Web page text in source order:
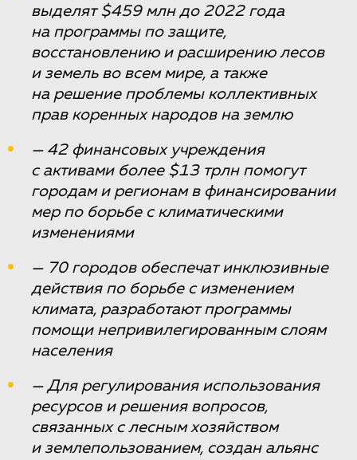
выделят $459 млн до 2022 года
на программы по защите,
восстановлению и расширению лесов
и земель во всем мире, а также
на решение проблемы коллективных
прав коренных народов на землю
— 42 финансовых учреждения
с активами более $13 трлн помогут
городам и регионам в финансировании
мер по борьбе с климатическими
изменениями
— 70 городов обеспечат инклюзивные
действия по борьбе с изменением
климата, разработают программы
помощи непривилегированным слоям
населения
— Для регулирования использования
ресурсов и решения вопросов,
связанных с лесным хозяйством
и землепользованием, создан альянс